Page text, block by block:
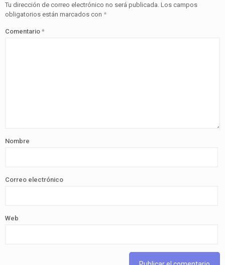
Tu dirección de correo electrónico no será publicada. Los campos
obligatorios están marcados con *
Comentario *
Nombre
Correo electrónico
Web